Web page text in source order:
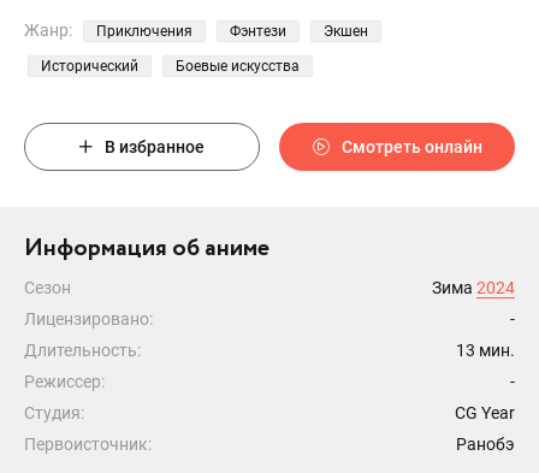
Жанр:
Приключения Фэнтези Экшен
Исторический Боевые искусства
В избранное Смотреть онлайн
Информация об аниме
Сезон Зима 2024
Лицензировано:
-
Длительность:
13 мин.
Режиссер:
-
Студия:
CG Year
Первоисточник:
Ранобэ